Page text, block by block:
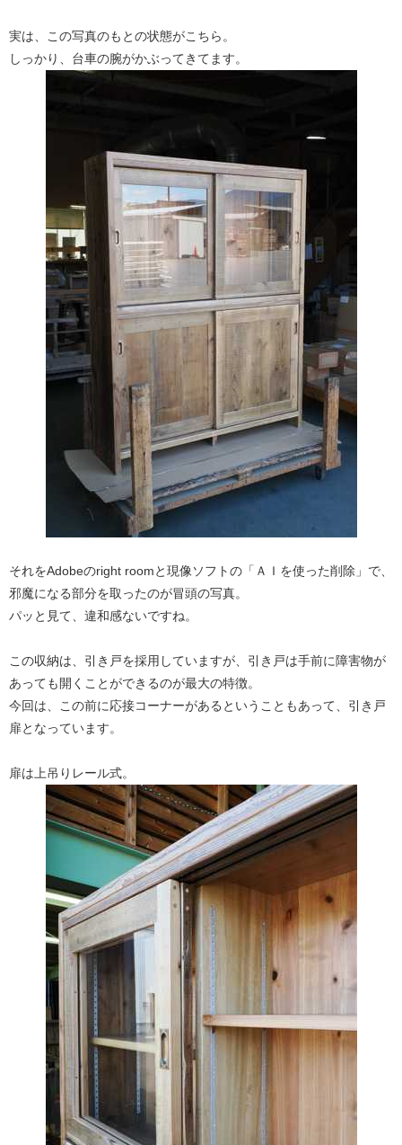
実は、この写真のもとの状態がこちら。
しっかり、台車の腕がかぶってきてます。
それをAdobeのright roomと現像ソフトの「ＡＩを使った削除」で、
邪魔になる部分を取ったのが冒頭の写真。
パッと見て、違和感ないですね。
この収納は、引き戸を採用していますが、引き戸は手前に障害物が
あっても開くことができるのが最大の特徴。
今回は、この前に応接コーナーがあるということもあって、引き戸
扉となっています。
扉は上吊りレール式。